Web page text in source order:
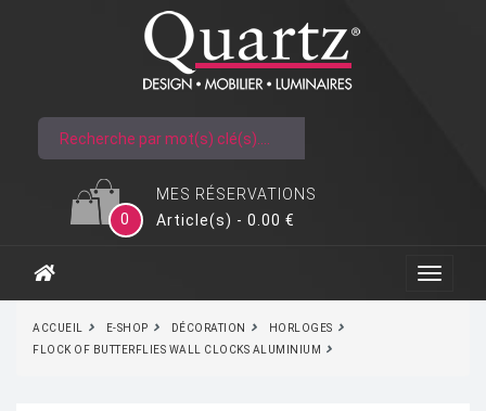
MES RÉSERVATIONS
0
Article(s) - 0.00 €
ACCUEIL E-SHOP DÉCORATION
HORLOGES
FLOCK OF BUTTERFLIES WALL CLOCKS ALUMINIUM